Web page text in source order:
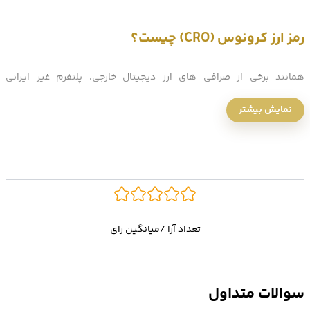
رمز ارز کرونوس (CRO) چیست؟
همانند برخی از صرافی های ارز دیجیتال خارجی، پلتفرم غیر ایرانی
Crypto.com هم رمز ارز بومی خود را با نام
خرید CRO
نمایش بیشتر
تعداد آرا /میانگین رای
سوالات متداول